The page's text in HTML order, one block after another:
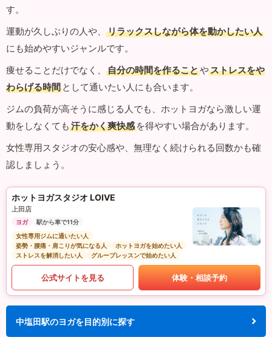
す。
運動が久しぶりの人や、
リラックスしながら体を動かしたい人
にも始めやすいジャンルです。
痩せることだけでなく、
自分の時間を作ることやストレスをや
わらげる時間 として通いたい人にも合います。
ジムの負荷が高そうに感じる人でも、ホットヨガなら激しい運
動をしなくても 汗をかく爽快感 を得やすい場合があります。
女性専用スタジオの安心感や、無理なく続けられる回数かも確
認しましょう。
ホットヨガスタジオ LOIVE
上田店
ヨガ
駅から車で11分
女性専用ジムに通いたい人
姿勢・腰痛・肩こりが気になる人
ホットヨガを始めたい人
ストレスを解消したい人
グループレッスンで始めたい人
公式サイトを見る 体験・相談予約
中塩田駅のヨガを目的別に探す